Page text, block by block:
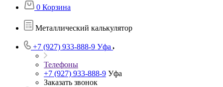
0 Корзина
Металлический калькулятор
+7 (927) 933-888-9 Уфа
Телефоны
+7 (927) 933-888-9 Уфа
Заказать звонок